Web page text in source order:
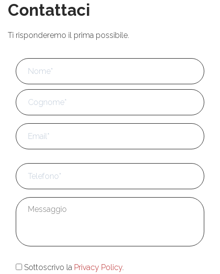
Contattaci
Ti risponderemo il prima possibile.
Nome
Email
Telefono *
Messaggio
Consenso
Sottoscrivo la Privacy Policy.